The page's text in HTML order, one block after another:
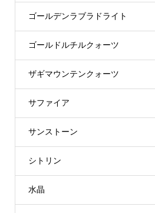
ゴールデンラブラドライト
ゴールドルチルクォーツ
ザギマウンテンクォーツ
サファイア
サンストーン
シトリン
水晶